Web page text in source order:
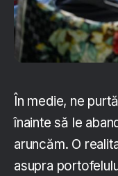
În medie, ne
înainte să le
aruncăm. O
asupra